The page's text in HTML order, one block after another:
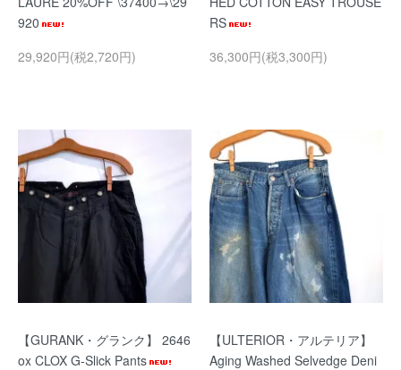
920
29,920円(税2,720円)
RS
36,300円(税3,300円)
【GURANK・グランク】 2646
ox CLOX G-Slick Pants
【ULTERIOR・アルテリア】
Aging Washed Selvedge Deni